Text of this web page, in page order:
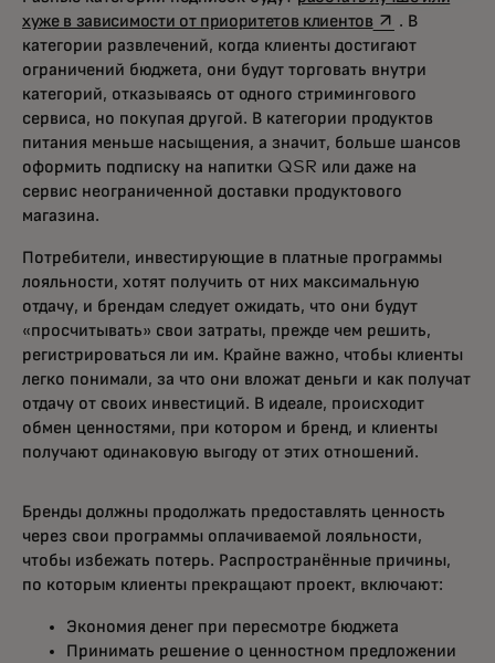
хуже в зависимости от приоритетов клиентовopens in a
. В
категории развлечений, когда клиенты достигают
ограничений бюджета, они будут торговать внутри
категорий, отказываясь от одного стримингового
сервиса, но покупая другой. В категории продуктов
питания меньше насыщения, а значит, больше шансов
оформить подписку на напитки QSR или даже на
сервис неограниченной доставки продуктового
магазина.
Потребители, инвестирующие в платные программы
лояльности, хотят получить от них максимальную
отдачу, и брендам следует ожидать, что они будут
«просчитывать» свои затраты, прежде чем решить,
регистрироваться ли им. Крайне важно, чтобы клиенты
легко понимали, за что они вложат деньги и как получат
отдачу от своих инвестиций. В идеале, происходит
обмен ценностями, при котором и бренд, и клиенты
получают одинаковую выгоду от этих отношений.
Бренды должны продолжать предоставлять ценность
через свои программы оплачиваемой лояльности,
чтобы избежать потерь. Распространённые причины,
по которым клиенты прекращают проект, включают:
Экономия денег при пересмотре бюджета
Принимать решение о ценностном предложении